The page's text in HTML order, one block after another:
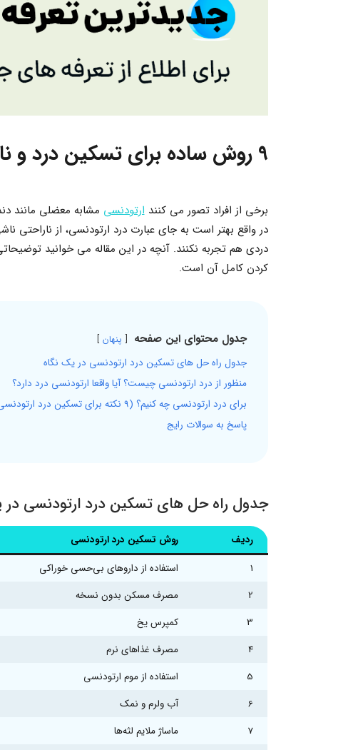
9 روش ساده برای تسکین درد و ناراحتی جزئی ارتودنسی در روزهای اول
برخی از افراد تصور می کنندارتودنسی مشابه معضلی مانند
در واقع بهتر است به جای عبارت درد ارتودنسی، از
دردی هم تجربه نکنند. آنچه در این مقاله می خوانید
کردن کامل آن است.
جدول محتوای این صفحه پنهان
جدول راه حل های تسکین درد ارتودنسی در یک نگاه
منظور از درد ارتودنسی چیست؟ آیا واقعا ارتودنسی درد دارد؟
برای درد ارتودنسی چه کنیم؟ (9 نکته برای تسکین درد ارتودنسی دندان)
پاسخ به سوالات رایج
جدول راه حل های تسکین درد ارتودنسی در
ردیف روش تسکین درد ارتودنسی
1
استفاده از داروهای بی‌حسی خوراکی
2
مصرف مسکن بدون نسخه
3
کمپرس یخ
4
مصرف غذاهای نرم
5
استفاده از موم ارتودنسی
6
آب ولرم و نمک
7
ماساژ ملایم لثه‌ها